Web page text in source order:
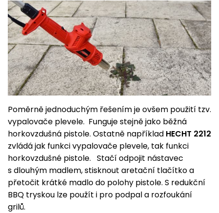
vodárny
Postřikovače
a rosiče
Vysokotlaké
čističe
Ruční
nářadí
Rozmetadla
a posypové
vozíky
Zametací
stroje
Sněhové
Měřící
přístroje
Ventilátory,
klimatizace
Nabíječky
Příslušenství
Topidla
Navijáky
a kladky
Poměrně jednoduchým řešením je ovšem použití tzv.
vypalovače plevele. Funguje stejně jako běžná
horkovzdušná pistole. Ostatně například HECHT 2212
zvládá jak funkci vypalovače plevele, tak funkci
horkovzdušné pistole. Stačí odpojit nástavec
s dlouhým madlem, stisknout aretační tlačítko a
přetočit krátké madlo do polohy pistole. S redukční
BBQ tryskou lze použít i pro podpal a rozfoukání
grilů.